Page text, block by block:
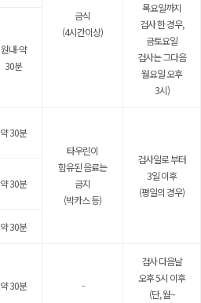
금식
(4시간이상)
목요일까지
검사 한 경우,
금토요일
검사는 그다음
월요일 오후
3시)
원내-약
30분
약 30분
타우린이
함유된 음료는
금지
(박카스 등)
검사일로 부터
3일 이후
(평일의 경우)
약 30분
약 30분
약 30분 -
검사 다음날
오후 5시 이후
(단, 월~